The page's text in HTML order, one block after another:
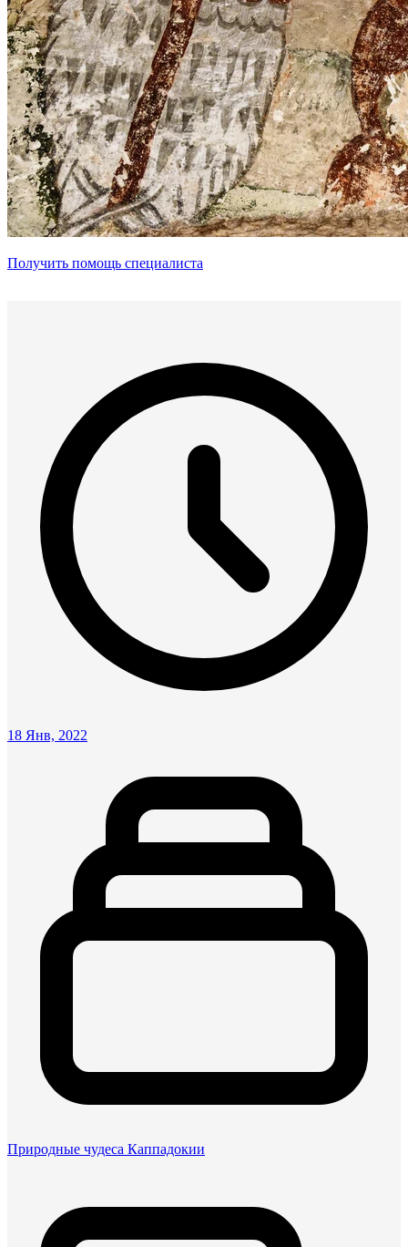
Получить помощь специалиста
18 Янв, 2022
Природные чудеса Каппадокии